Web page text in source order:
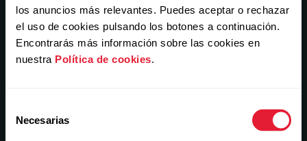
los anuncios más relevantes. Puedes aceptar o rechazar
el uso de cookies pulsando los botones a continuación.
Encontrarás más información sobre las cookies en
nuestra Política de cookies.
Necesarias